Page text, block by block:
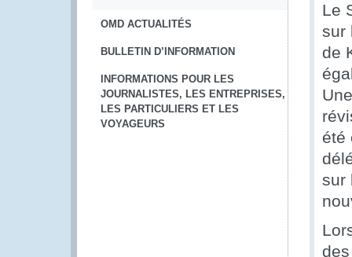
OMD ACTUALITÉS
BULLETIN D’INFORMATION
INFORMATIONS POUR LES
JOURNALISTES, LES ENTREPRISES,
LES PARTICULIERS ET LES
VOYAGEURS
Le
sur
de
été
sur